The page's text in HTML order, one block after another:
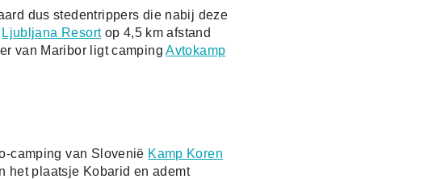
dus stedentrippers die nabij deze
Ljubljana Resortop 4,5 km afstand
van Maribor ligt campingAvtokamp
camping van Slovenië Kamp Koren
het plaatsje Kobarid en ademt